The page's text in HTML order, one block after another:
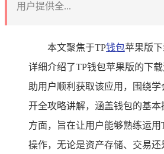
用户提供全...
本文聚焦于TP钱包苹果版下
详细介绍了TP钱包苹果版的下
助用户顺利获取该应用，围绕学
开全攻略讲解，涵盖钱包的基
方面，旨在让用户能够熟练运用
操作，无论是资产存储、交易还